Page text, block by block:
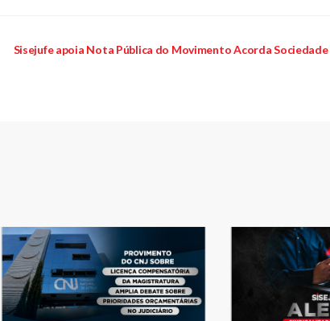
Sisejufe apoia Nota Pública do Movimento Acorda